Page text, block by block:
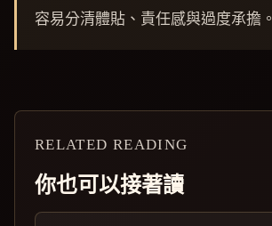
容易分清體貼、責任感與過度承擔。
RELATED READING
你也可以接著讀